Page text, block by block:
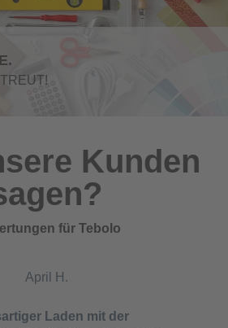
Kunden
für Tebolo
April H.
Laden mit der